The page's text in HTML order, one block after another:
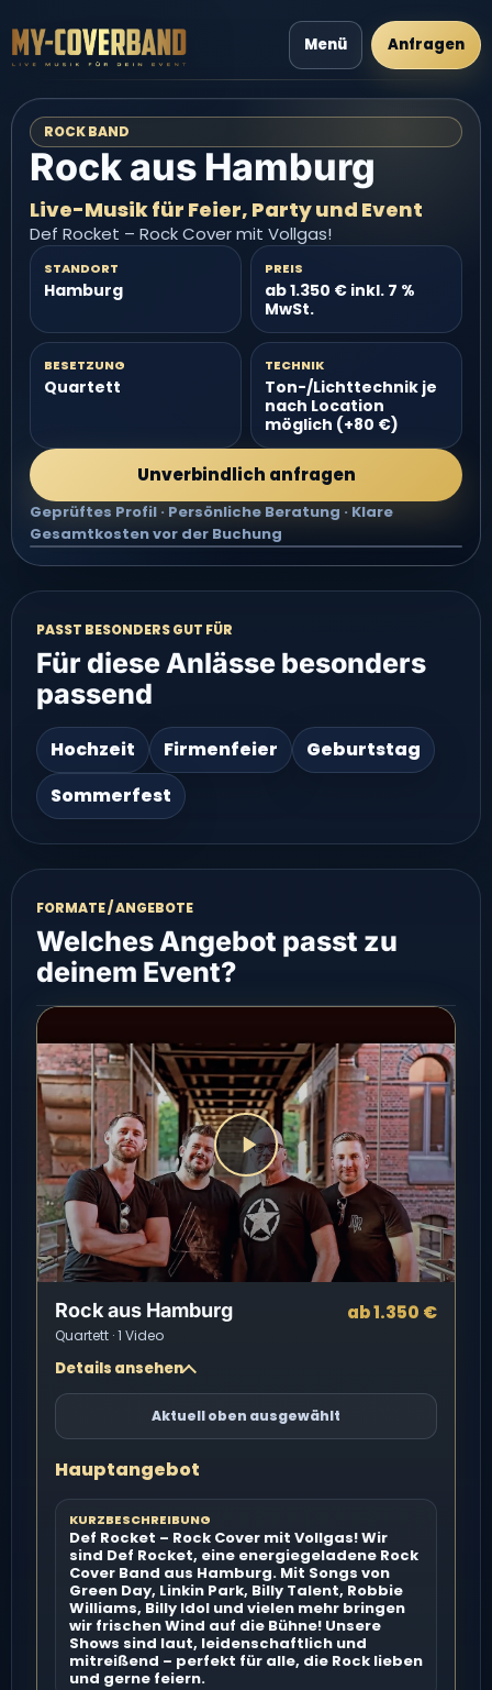
Menü Anfragen
ROCK BAND
Rock aus Hamburg
Live-Musik für Feier, Party und Event
Def Rocket – Rock Cover mit Vollgas!
STANDORT
Hamburg
PREIS
ab 1.350 € inkl. 7 %
MwSt.
BESETZUNG
Quartett
TECHNIK
Ton-/Lichttechnik je
nach Location
möglich (+80 €)
Unverbindlich anfragen
Geprüftes Profil · Persönliche Beratung · Klare
Gesamtkosten vor der Buchung
PASST BESONDERS GUT FÜR
Für diese Anlässe besonders
passend
Hochzeit Firmenfeier
Geburtstag
Sommerfest
FORMATE / ANGEBOTE
Welches Angebot passt zu
deinem Event?
Rock aus Hamburg
Quartett · 1 Video
ab 1.350 €
Details ansehen
Aktuell oben ausgewählt
Hauptangebot
KURZBESCHREIBUNG
Def Rocket – Rock Cover mit Vollgas! Wir
sind Def Rocket, eine energiegeladene Rock
Cover Band aus Hamburg. Mit Songs von
Green Day, Linkin Park, Billy Talent, Robbie
Williams, Billy Idol und vielen mehr bringen
wir frischen Wind auf die Bühne! Unsere
Shows sind laut, leidenschaftlich und
mitreißend – perfekt für alle, die Rock lieben
und gerne feiern.